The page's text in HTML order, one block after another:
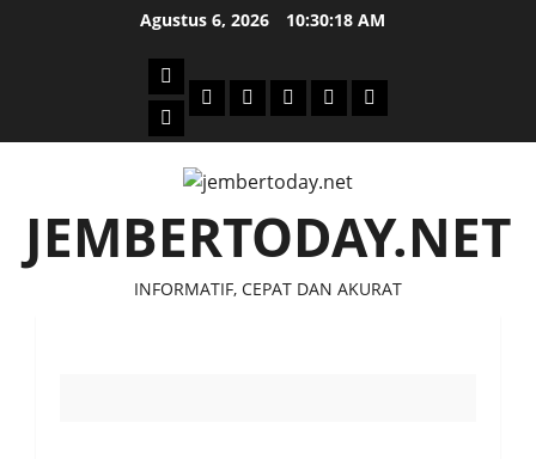
Agustus 6, 2026 10:30:19 AM
Beranda
News
PolitikOtomotifEkonomiSosialtentang
JEMBERTODAY.NET
INFORMATIF, CEPAT DAN AKURAT